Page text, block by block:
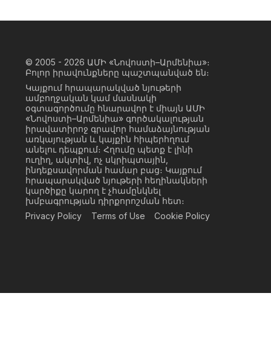
© 2005 - 2026 ԱՄԻ «Նովոստի–Արմենիա»։
Բոլոր իրավունքները պաշտպանված են։
Կայքում հրապարակված նյութերի
ամբողջական կամ մասնակի
օգտագործումը հնարավոր է միայն ԱՄԻ
«Նովոստի–Արմենիա» գործակալության
իրավատիրոջ գրավոր համաձայնության
առկայության և կայքին հիպերհղում
անելու դեպքում։ Հղումը պետք է լինի
ուղիղ, ակտիվ, ոչ սկրիպտային,
ինդեքսավորման համար բաց։ Կայքում
հրապարակված նյութերի հեղինակների
կարծիքը կարող է չհամընկնել
խմբագրության դիրքորոշման հետ։
Privacy Policy
Terms of Use Cookie Policy